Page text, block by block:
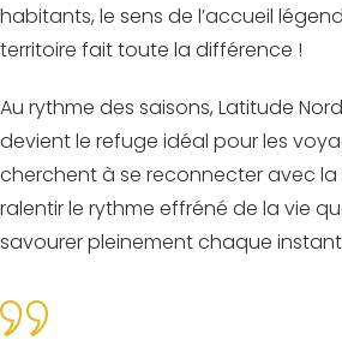
habitants, le sens de l’accueil
territoire fait toute la différence !
Au rythme des saisons, Latitude
devient le refuge idéal pour les
cherchent à se reconnecter avec la
ralentir le rythme effréné de la vie
savourer pleinement chaque